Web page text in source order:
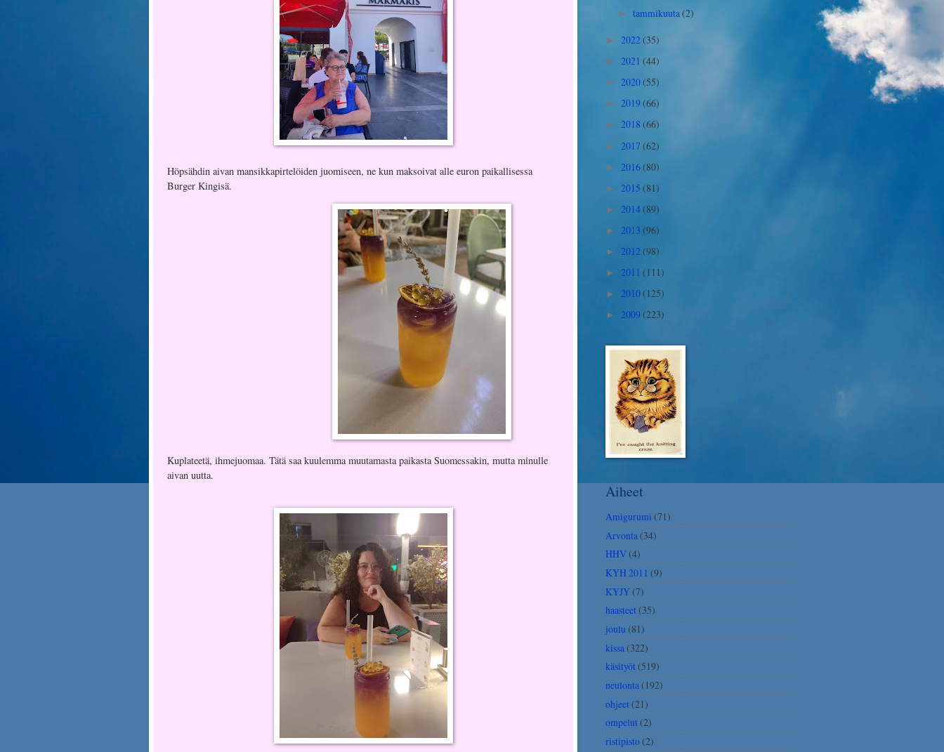
Höpsähdin aivan mansikkapirtelöiden juomiseen, ne kun maksoivat alle euron paikallisessa
Burger Kingisä.
Kuplateetä, ihmejuomaa. Tätä saa kuulemma muutamasta paikasta Suomessakin, mutta minulle
aivan uutta.
► tammikuuta (2)
► 2022(35)
► 2021 (44)
► 2020(55)
► 2019(66)
► 2018 (66)
► 2017 (62)
► 2016(80)
► 2015 (81)
► 2014(89)
► 2013 (96)
► 2012 (98)
► 2011 (111)
► 2010(125)
► 2009 (223)
Aiheet
Amigurumi (71)
Arvonta (34)
HHV (4)
KYH 2011 (9)
KYJY (7)
haasteet (35)
joulu (81)
kissa (322)
käsityöt (519)
neulonta(192)
ohjeet (21)
ompelut (2)
ristipisto(2)